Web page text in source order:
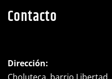
Contacto
Dirección:
Choluteca, barrio Libertad,